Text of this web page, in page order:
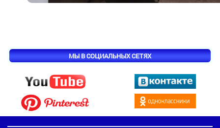
МЫ В СОЦИАЛЬНЫХ СЕТЯХ